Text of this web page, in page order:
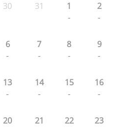
30 31 1
-
2
-
6
-
7
-
8
-
9
-
13
-
14
-
15
-
16
-
20 21 22 23